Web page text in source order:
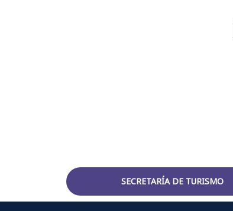
SECRETARÍA DE TURISMO